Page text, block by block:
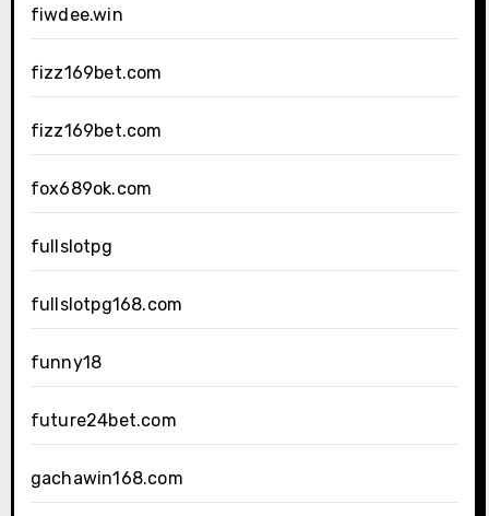
fiwdee.win
fizz169bet.com
fizz169bet.com
fox689ok.com
fullslotpg
fullslotpg168.com
funny18
future24bet.com
gachawin168.com